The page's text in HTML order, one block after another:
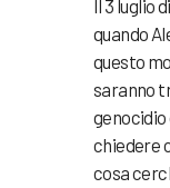
Il 3 luglio
quando
questo
saranno
genocidio
chiedere
cosa